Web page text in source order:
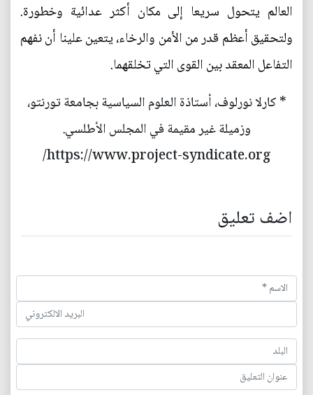
العالم يتحول سريعا إلى مكان أكثر عدائية وخطورة.
ولتحقيق أعظم قدر من الأمن والرخاء، يتعين علينا أن نفهم
التفاعل المعقد بين القوى التي تخلقهما.
* كارلا نورلوف، أستاذة العلوم السياسية بجامعة تورنتو،
وزميلة غير مقيمة في المجلس الأطلسي.
https://www.project-syndicate.org/
اضف تعليق